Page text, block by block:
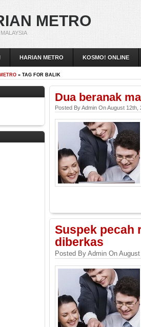
METRO
HARIAN METRO KOSMO! ONLINE
» TAG FOR BALIK
Dua beranak
Posted By Admin On August
Suspek pecah
diberkas
Posted By Admin On